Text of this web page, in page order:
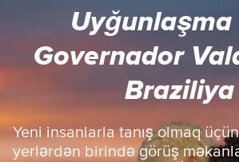
r
o
e
Governador
Braziliya
Yeni insanlarla tanış olmaq
yerlərdən birində görüş